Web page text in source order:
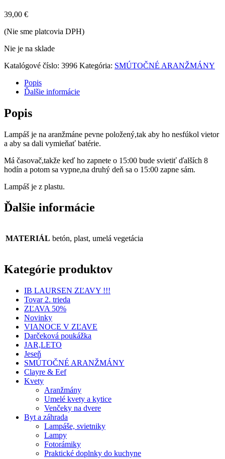
39,00 €
(Nie sme platcovia DPH)
Nie je na sklade
Katalógové číslo: 3996 Kategória: SMÚTOČNÉ ARANŽMÁNY
Popis
Ďalšie informácie
Popis
Lampáš je na aranžmáne pevne položený,tak aby ho nesfúkol vietor
a aby sa dali vymieňať batérie.
Má časovač,takže keď ho zapnete o 15:00 bude svietiť ďalších 8
hodín a potom sa vypne,na druhý deň sa o 15:00 zapne sám.
Lampáš je z plastu.
Ďalšie informácie
MATERIÁL betón, plast, umelá vegetácia
Kategórie produktov
IB LAURSEN ZĽAVY !!!
Tovar 2. trieda
ZĽAVA 50%
Novinky
VIANOCE V ZĽAVE
Darčeková poukážka
JAR,LETO
Jeseň
SMÚTOČNÉ ARANŽMÁNY
Clayre & Eef
Kvety
Aranžmány
Umelé kvety a kytice
Venčeky na dvere
Byt a záhrada
Lampáše, svietniky
Lampy
Fotorámiky
Praktické doplnky do kuchyne